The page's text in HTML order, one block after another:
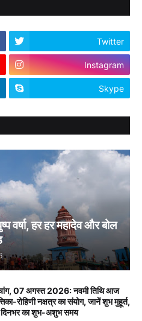
Twitter
Instagram
Skype
वर्षा, हर हर महादेव और बोल
07 अगस्त 2026: नवमी तिथि आज
रोहिणी नक्षत्र का संयोग, जानें शुभ मुहूर्त,
दिनभर का शुभ-अशुभ समय